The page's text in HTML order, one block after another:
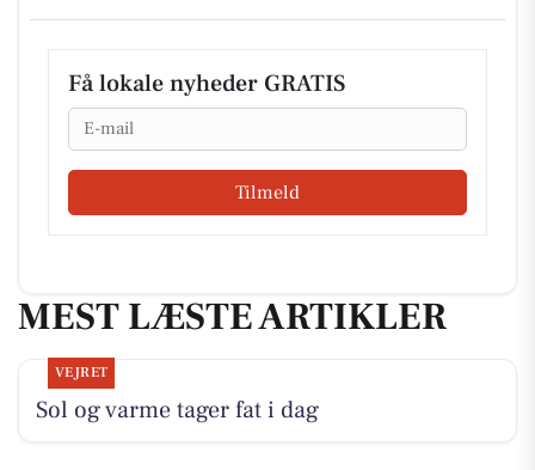
Få lokale nyheder GRATIS
Email
Tilmeld
MEST LÆSTE ARTIKLER
VEJRET
Sol og varme tager fat i dag